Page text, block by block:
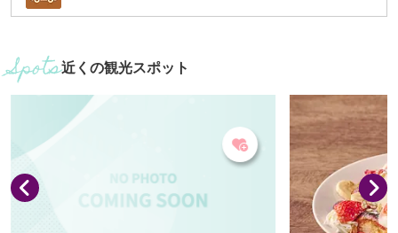
近くの観光スポット